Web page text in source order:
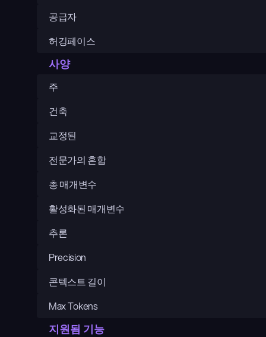
공급자
허깅페이스
사양
주
건축
교정된
전문가의 혼합
총 매개변수
활성화된 매개변수
추론
Precision
콘텍스트 길이
Max Tokens
지원됨 기능